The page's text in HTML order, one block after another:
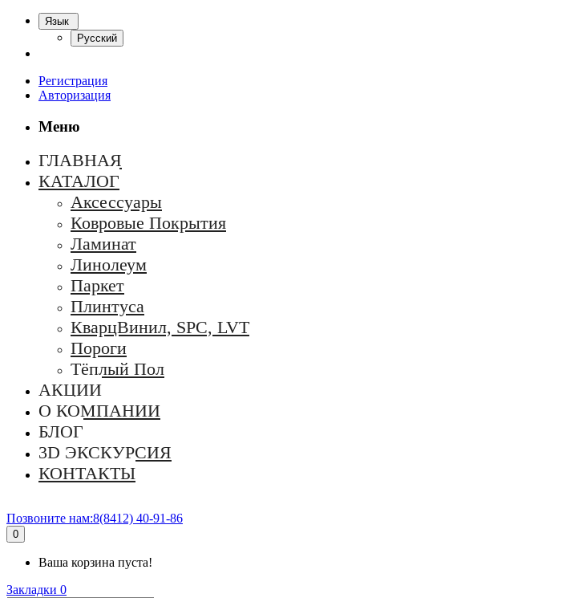
Язык
Русский
Регистрация
Авторизация
Меню
ГЛАВНАЯ
КАТАЛОГ
Аксессуары
Ковровые Покрытия
Ламинат
Линолеум
Паркет
Плинтуса
КварцВинил, SPC, LVT
Пороги
Тёплый Пол
АКЦИИ
О КОМПАНИИ
БЛОГ
3D ЭКСКУРСИЯ
КОНТАКТЫ
Позвоните нам:8(8412) 40-91-86
0
Ваша корзина пуста!
Закладки 0